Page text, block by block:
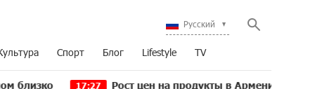
Русский
Спорт Блог Lifestyle TV
17:27 Рост цен на продукты в Армении ускорился до